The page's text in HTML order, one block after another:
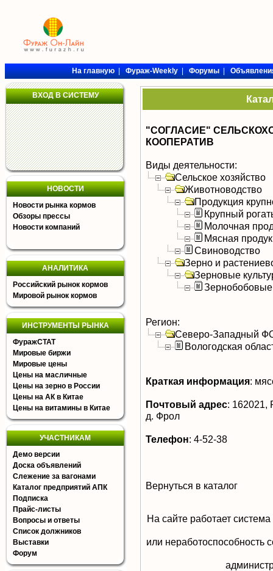
На главную|Фураж-Weekly|Форумы|
ВХОД В СИСТЕМУ
НОВОСТИ
Новости рынка кормов
Обзоры прессы
Новости компаний
АНАЛИТИКА
Российский рынок кормов
Мировой рынок кормов
ИНСТРУМЕНТЫ РЫНКА
ФуражСТАТ
Мировые биржи
Мировые цены
Цены на масличные
Цены на зерно в России
Цены на АК в Китае
Цены на витамины в Китае
УЧАСТНИКАМ
Демо версии
Доска объявлений
Слежение за вагонами
Каталог предприятий АПК
Подписка
Прайс-листы
Вопросы и ответы
Список должников
Выставки
Форум
"СОГЛАСИЕ"
КООПЕРАТИВ
Виды деятельности:
Сельское хозяйство
Животноводство
Продукция
Крупный
Молочная
Мясная
Свиноводство
Зерно и
Зерновые
Зернобобовые
Регион:
Северо-Западный
Вологодская
Краткая информация:
Почтовый адрес: 162021,
д. Фрол
Телефон: 4-52-38
Вернуться в каталог
На сайте работает
или неработоспособность